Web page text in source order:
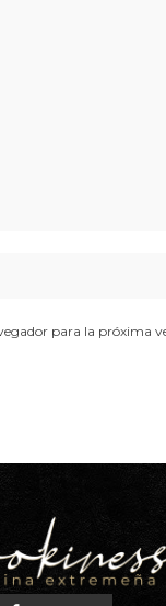
para la próxima